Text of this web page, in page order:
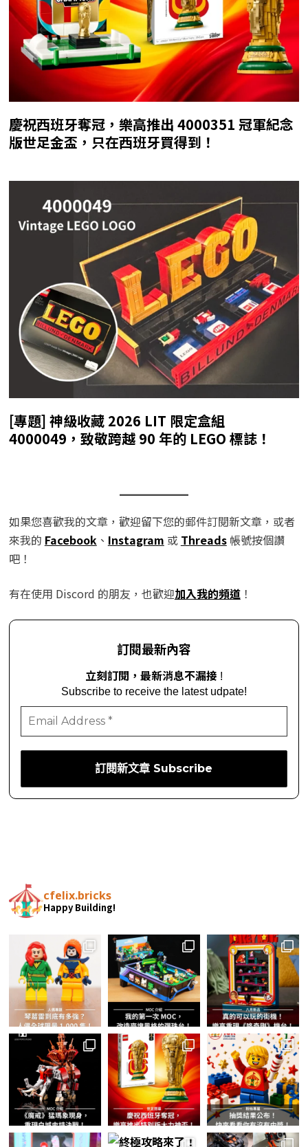
慶祝西班牙奪冠，樂高推出 4000351 冠軍紀念
版世足金盃，只在西班牙買得到！
[專題] 神級收藏 2026 LIT 限定盒組
4000049，致敬跨越 90 年的 LEGO 標誌！
如果您喜歡我的文章，歡迎留下您的郵件訂閱新文章，或者
來我的 Facebook、 Instagram 或 Threads帳號按個讚
吧！
有在使用 Discord 的朋友，也歡迎加入我的頻道！
訂閱最新內容
立刻訂閱，最新消息不漏接 !
Subscribe to receive the latest udpate!
cfelix.bricks
Happy Building!